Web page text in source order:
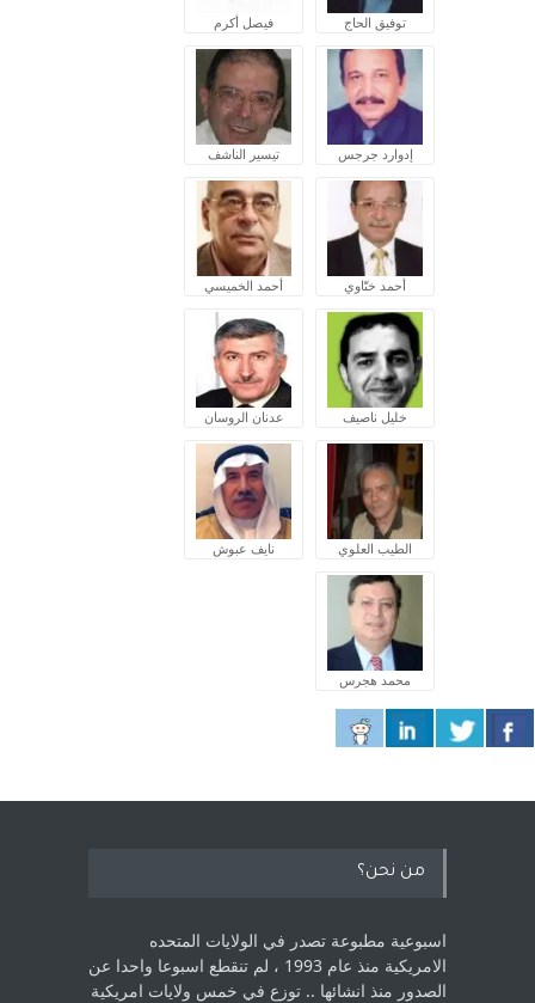
توفيق الحاج فيصل أكرم
إدوارد جرجس تيسير الناشف
أحمد ختّاوي أحمد الخميسي
خليل ناصيف عدنان الروسان
الطيب العلوي نايف عبوش
محمد هجرس
من نحن؟
اسبوعية مطبوعة تصدر في الولايات المتحده
الامريكية منذ عام 1993 ، لم ‏تنقطع اسبوعا واحدا عن
الصدور منذ انشائها .. توزع في خمس ولايات امريكية